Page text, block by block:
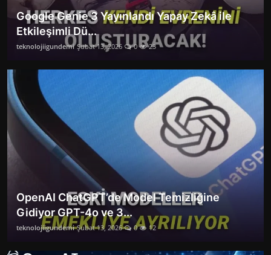
Google Genie 3 Yayınlandı Yapay Zekâ ile
Etkileşimli Dü...
teknolojiigundemi Şubat 13, 2026 0 23
OpenAI ChatGPT’de Model Temizliğine
Gidiyor GPT-4o ve 3...
teknolojiigundemi Şubat 13, 2026 0 12